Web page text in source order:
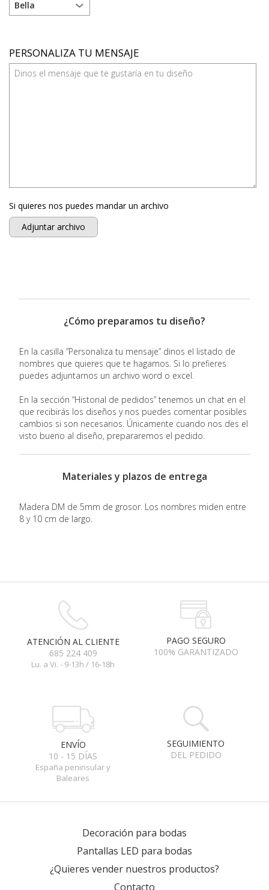
PERSONALIZA TU MENSAJE
Si quieres nos puedes mandar un archivo
Adjuntar archivo
¿Cómo preparamos tu diseño?
En la casilla ”Personaliza tu mensaje” dinos el listado de
nombres que quieres que te hagamos. Si lo prefieres
puedes adjuntarnos un archivo word o excel.
En la sección “Historial de pedidos” tenemos un chat en el
que recibirás los diseños y nos puedes comentar posibles
cambios si son necesarios. Únicamente cuando nos des el
visto bueno al diseño, prepararemos el pedido.
Materiales y plazos de entrega
Madera DM de 5mm de grosor. Los nombres miden entre
8 y 10 cm de largo.
ATENCIÓN AL CLIENTE
685 224 409
Lu. a Vi. - 9-13h / 16-18h
PAGO SEGURO
100% GARANTIZADO
ENVÍO
10 - 15 DÍAS
España peninsular y
Baleares
SEGUIMIENTO
DEL PEDIDO
Decoración para bodas
Pantallas LED para bodas
¿Quieres vender nuestros productos?
Contacto